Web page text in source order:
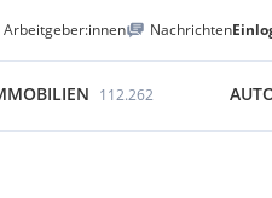
Arbeitgeber:innen Nachrichten
112.262